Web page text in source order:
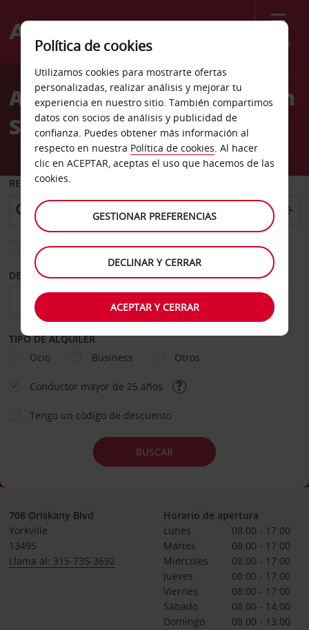
Menú
Welcome
AvisAlquiler de coches Sears In
Sangertown Square
RECOGER EN
Elegir otra oficina de devolución
DESDE HASTA
TIPO DE ALQUILER
Ocio
Business Otros
Conductor mayor de 25 años
Tengo un código de descuento
BUSCAR
708 Oriskany Blvd
Yorkville
13495
Llama al: 315-735-3692
Horario de apertura
Lunes
08:00 - 17:00
Martes
08:00 - 17:00
Miércoles
08:00 - 17:00
Jueves
08:00 - 17:00
Viernes
08:00 - 17:00
Sábado
08:00 - 14:00
Domingo
08:00 - 13:00
Política de cookies
Utilizamos cookies para mostrarte ofertas
personalizadas, realizar análisis y mejorar tu
experiencia en nuestro sitio. También compartimos
datos con socios de análisis y publicidad de
confianza. Puedes obtener más información al
respecto en nuestra Política de cookies. Al hacer
clic en ACEPTAR, aceptas el uso que hacemos de las
cookies.
GESTIONAR PREFERENCIAS
DECLINAR Y CERRAR
ACEPTAR Y CERRAR